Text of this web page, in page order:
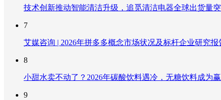
技术创新推动智能清洁升级，追觅清洁电器全球出货量
7
艾媒咨询 | 2026年拼多多概念市场状况及标杆企业研究报
8
小甜水卖不动了？2026年碳酸饮料遇冷，无糖饮料成为
9